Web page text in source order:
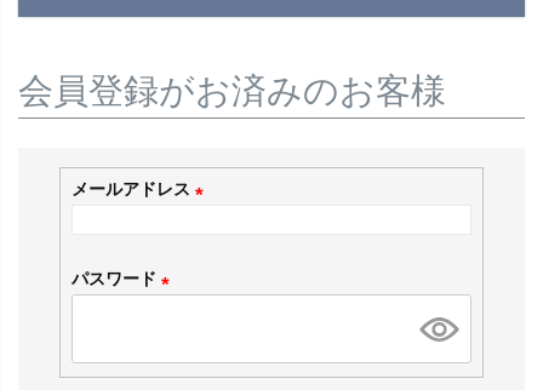
会員登録がお済みのお客様
メールアドレス
パスワード
須